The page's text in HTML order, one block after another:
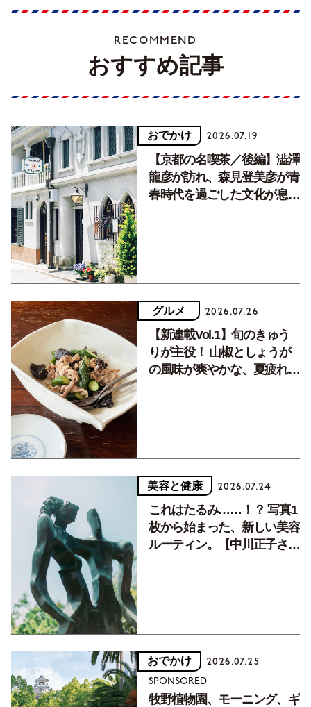
RECOMMEND
おすすめ記事
おでかけ 2026.07.19
【京都の名喫茶／後編】澁澤
龍彦が訪れ、森見登美彦が青
春時代を過ごした文化が息づ
グルメ 2026.07.26
【新連載Vol.1】旬のきゅう
りが主役！ 山椒としょうが
の風味が爽やかな、夏疲れを
美容と健康 2026.07.24
これはたるみ……！？ 写真1
枚から始まった、新しい美容
ルーティン。【中川正子さん
おでかけ 2026.07.25
SPONSORED
牧野植物園、モーニング、ギ